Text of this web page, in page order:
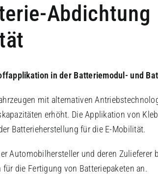
Abdichtung
in der Batteriemodul- und
mit alternativen
erhöht. Die Applikation von
Batterieherstellung für die E-Mobilität.
Automobilhersteller und deren Zulieferer
die Fertigung von Batteriepaketen an.